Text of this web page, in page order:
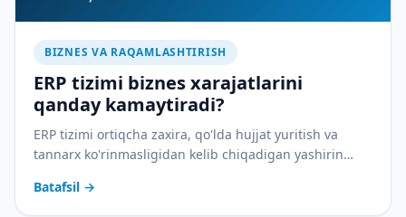
BIZNES VA RAQAMLASHTIRISH
ERP tizimi biznes xarajatlarini
qanday kamaytiradi?
ERP tizimi ortiqcha zaxira, qo'lda hujjat yuritish va
tannarx ko'rinmasligidan kelib chiqadigan yashirin
Batafsil →